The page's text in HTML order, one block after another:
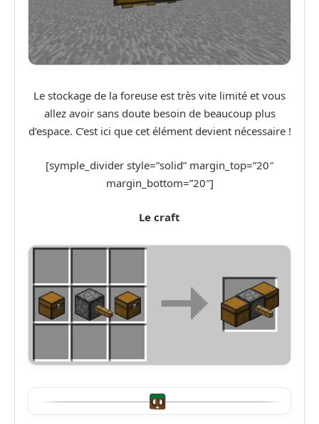
Le stockage de la foreuse est très vite limité et vous
allez avoir sans doute besoin de beaucoup plus
d’espace. C’est ici que cet élément devient nécessaire !
[symple_divider style=”solid” margin_top=”20″
margin_bottom=”20″]
Le craft